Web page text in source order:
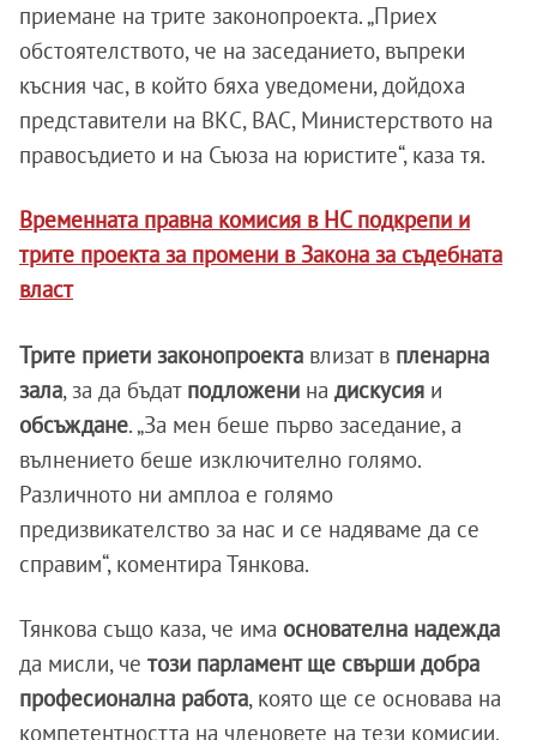
приемане на трите законопроекта. „Приех
обстоятелството, че на заседанието, въпреки
късния час, в който бяха уведомени, дойдоха
представители на ВКС, ВАС, Министерството на
правосъдието и на Съюза на юристите“, каза тя.
Временната правна комисия в НС подкрепи и
трите проекта за промени в Закона за съдебната
власт
Трите приети законопроекта влизат в пленарна
зала, за да бъдат подложени на дискусия и
обсъждане. „За мен беше първо заседание, а
вълнението беше изключително голямо.
Различното ни амплоа е голямо
предизвикателство за нас и се надяваме да се
справим“, коментира Тянкова.
Тянкова също каза, че има основателна надежда
да мисли, че този парламент ще свърши добра
професионална работа, която ще се основава на
компетентността на членовете на тези комисии.